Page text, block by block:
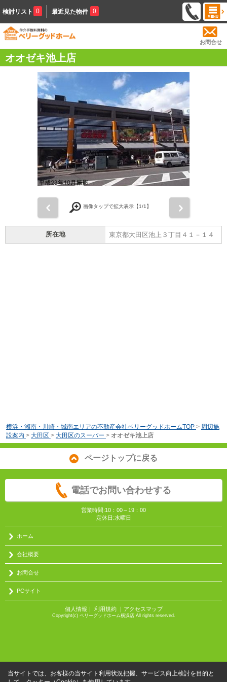
検討リスト 0 最近見た物件 0
お問合せ
オオゼキ池上店
画像タップで拡大表示【1/1】
所在地 東京都大田区池上３丁目４１－１４
横浜・湘南・川崎・城南エリアの不動産会社ベリーグッドホームTOP > 周辺施
設案内 > 大田区 > 大田区のスーパー > オオゼキ池上店
ページトップに戻る
電話でお問い合わせする
営業時間:10：00～19：00
定休日:水曜日
ホーム
会社概要
お問合せ
PCサイト
個人情報 ｜ 利用規約｜ アクセスマップ
Copyright(c) ベリーグッドホーム横浜店 All rights reserved.
当サイトでは、お客様の当サイト利用状況把握、サービス向上検討を目的と